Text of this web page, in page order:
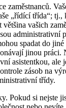
zaměstnanců.
„řídící třída“;
většina vašich
administrativní
spadat do jiné
jinou práci.
asistentkou, ale
zásob na
třídy.
Pokud si nejste